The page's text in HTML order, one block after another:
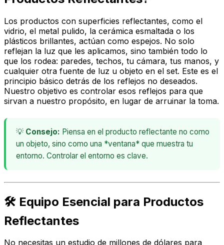
Los productos con superficies reflectantes, como el
vidrio, el metal pulido, la cerámica esmaltada o los
plásticos brillantes, actúan como espejos. No solo
reflejan la luz que les aplicamos, sino también todo lo
que los rodea: paredes, techos, tu cámara, tus manos, y
cualquier otra fuente de luz u objeto en el set. Este es el
principio básico detrás de los reflejos no deseados.
Nuestro objetivo es controlar esos reflejos para que
sirvan a nuestro propósito, en lugar de arruinar la toma.
💡 Consejo: Piensa en el producto reflectante no como
un objeto, sino como una *ventana* que muestra tu
entorno. Controlar el entorno es clave.
🛠️ Equipo Esencial para Productos
Reflectantes
No necesitas un estudio de millones de dólares para